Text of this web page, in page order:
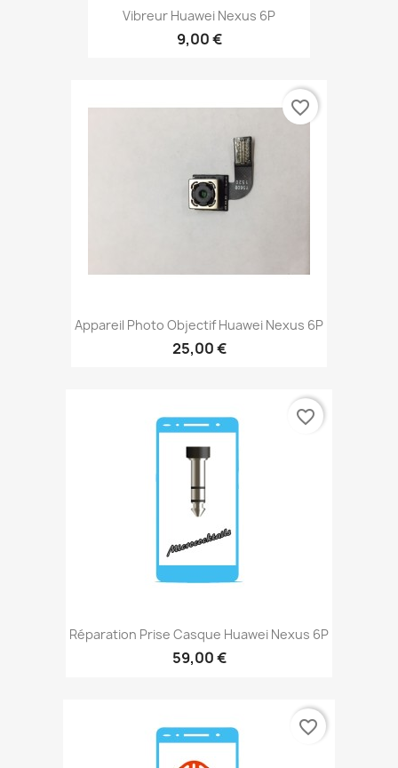
Vibreur Huawei Nexus 6P
9,00 €
Appareil Photo Objectif Huawei Nexus 6P
25,00 €
favorite_border
Réparation Prise Casque Huawei Nexus 6P
59,00 €
favorite_border
favorite_border